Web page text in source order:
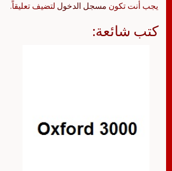
يجب أنت تكون مسجل الدخول لتضيف تعليقاً.
كتب شائعة: